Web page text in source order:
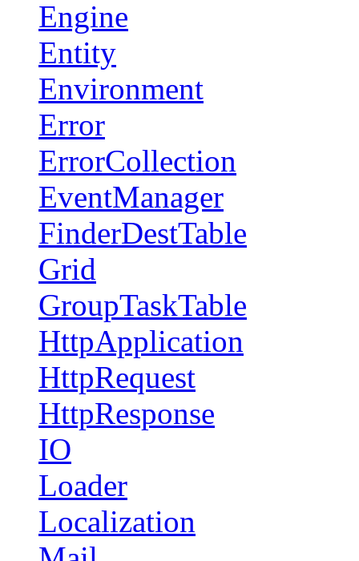
Engine
Entity
Environment
Error
ErrorCollection
EventManager
FinderDestTable
Grid
GroupTaskTable
HttpApplication
HttpRequest
HttpResponse
IO
Loader
Localization